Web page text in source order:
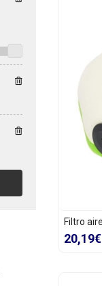
Filtro
20,19€